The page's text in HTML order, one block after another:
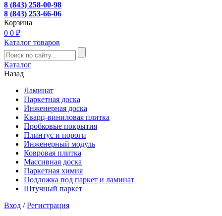
8 (843) 258-00-98
8 (843) 253-66-06
Корзина
0 0 ₽
Каталог товаров
Каталог
Назад
Ламинат
Паркетная доска
Инженерная доска
Кварц-виниловая плитка
Пробковые покрытия
Плинтус и пороги
Инженерный модуль
Ковровая плитка
Массивная доска
Паркетная химия
Подложка под паркет и ламинат
Штучный паркет
Вход /Регистрация